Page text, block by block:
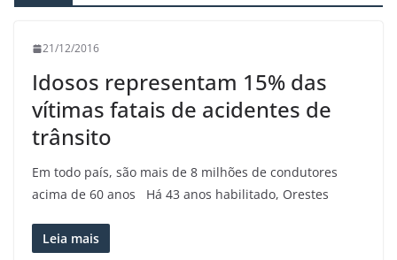
21/12/2016
Idosos representam 15% das
vítimas fatais de acidentes de
trânsito
Em todo país, são mais de 8 milhões de condutores
acima de 60 anos Há 43 anos habilitado, Orestes
Leia mais